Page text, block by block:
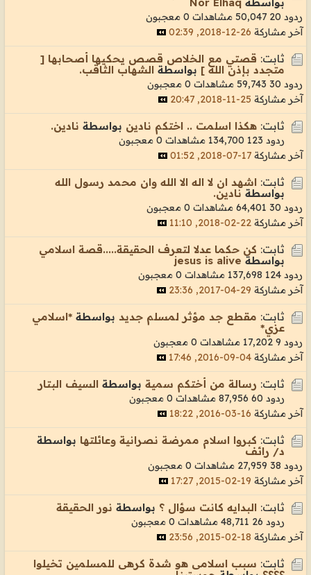
ردود 20 50,047 مشاهدات
0 معجبون
آخر مشاركة 26-12-2018, 02:39
ثابت: قصتي مع الخلاص قصص يحكيها أصحابها [
متجدد بإذن الله ] بواسطة الشهاب الثاقب.
ردود 30 59,743 مشاهدات
0 معجبون
آخر مشاركة 25-11-2018, 20:47
ثابت: هكذا اسلمت .. اختكم نادين بواسطة نادين.
ردود 123 134,700 مشاهدات
0 معجبون
آخر مشاركة 17-07-2018, 01:52
ثابت: اشهد ان لا اله الا الله وان محمد رسول الله
بواسطة نادين.
ردود 30 64,401 مشاهدات
0 معجبون
آخر مشاركة 22-02-2018, 11:10
ثابت: كن حكما عدلا لتعرف الحقيقة.....قصة اسلامي
بواسطة jesus is alive
ردود 124 137,698 مشاهدات
0 معجبون
آخر مشاركة 29-04-2017, 23:36
ثابت: مقطع جد مؤثر لمسلم جديد بواسطة *اسلامي
عزي*
ردود 9 17,202 مشاهدات
0 معجبون
آخر مشاركة 04-09-2016, 17:46
ثابت: رسالة من أختكم سمية بواسطة السيف البتار
ردود 60 87,956 مشاهدات
0 معجبون
آخر مشاركة 16-03-2016, 18:22
ثابت: كبروا اسلام ممرضة نصرانية وعائلتها بواسطة
د/ رائف
ردود 38 27,959 مشاهدات
0 معجبون
آخر مشاركة 19-02-2015, 17:27
ثابت: البدايه كانت سؤال ؟ بواسطة نور الحقيقة
ردود 26 48,711 مشاهدات
0 معجبون
آخر مشاركة 18-02-2015, 23:56
ثابت: سبب اسلامى هو شدة كرهى للمسلمين تخيلوا